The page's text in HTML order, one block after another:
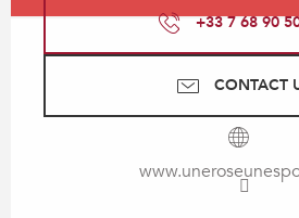
+33 7 68 90
CONTACT